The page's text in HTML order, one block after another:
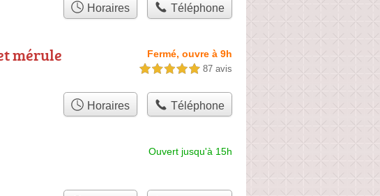
Horaires Téléphone
mérule Fermé, ouvre à 9h
5,0 étoiles sur 5 87 avis
Horaires Téléphone
Ouvert jusqu'à 15h